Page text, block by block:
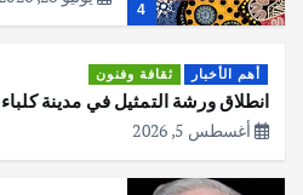
4
أهم الأخبار ثقافة وفنون
انطلاق ورشة التمثيل في مدينة كلباء
أغسطس 5, 2026